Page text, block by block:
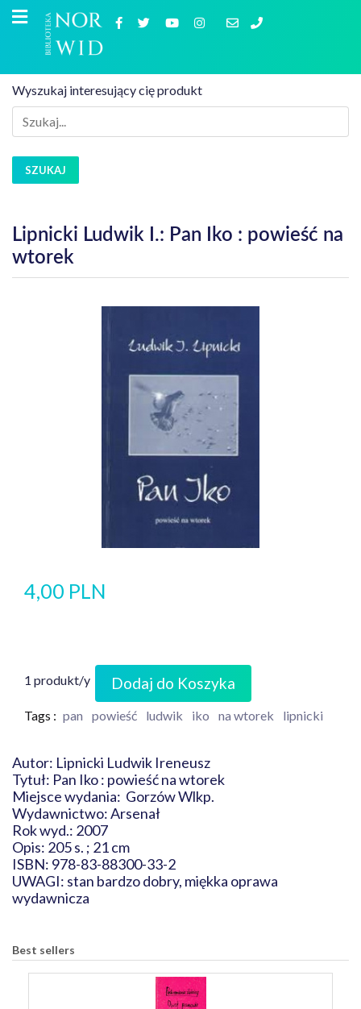
Wyszukaj interesujący cię produkt
SZUKAJ
Lipnicki Ludwik I.: Pan Iko : powieść na
wtorek
4,00 PLN
1 produkt/y Dodaj do Koszyka
Tags : pan powieść ludwik iko na wtorek lipnicki
Autor: Lipnicki Ludwik Ireneusz
Tytuł: Pan Iko : powieść na wtorek
Miejsce wydania: Gorzów Wlkp.
Wydawnictwo: Arsenał
Rok wyd.: 2007
Opis: 205 s. ; 21 cm
ISBN: 978-83-88300-33-2
UWAGI: stan bardzo dobry, miękka oprawa
wydawnicza
Best sellers